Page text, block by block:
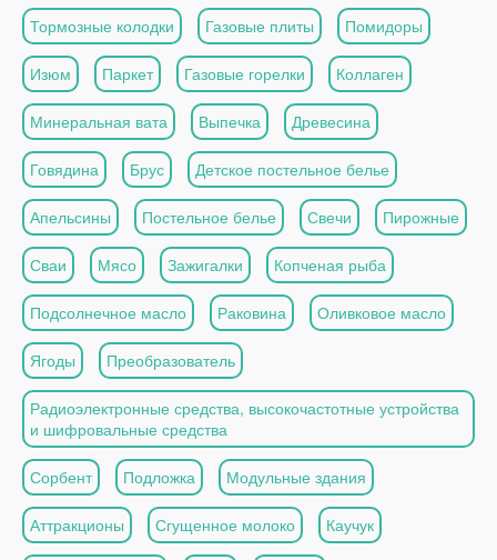
Тормозные колодки Газовые плиты Помидоры
Изюм Паркет Газовые горелки Коллаген
Минеральная вата Выпечка Древесина
Говядина Брус Детское постельное белье
Апельсины Постельное белье Свечи Пирожные
Сваи Мясо Зажигалки Копченая рыба
Подсолнечное масло Раковина Оливковое масло
Ягоды Преобразователь
Радиоэлектронные средства, высокочастотные устройства
и шифровальные средства
Сорбент Подложка Модульные здания
Аттракционы Сгущенное молоко Каучук